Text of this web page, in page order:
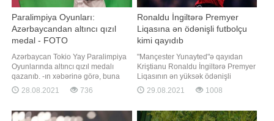
Paralimpiya Oyunları:
Azərbaycandan altıncı qızıl
medal - FOTO
Azərbaycan Tokio Yay Paralimpiya
Oyunlarında altıncı qızıl medalı
qazanıb. -ın xəbərinə görə, buna
kişi cüdoçumuz Hüseyn Rəhimli
(-81 kq) nail olub. O, finalda
(Özbəkistan) qarşılaşıb. Tərəflər
28.08.2021 736
Ronaldu İngiltərə Premyer
Liqasına ən ödənişli futbolçu
kimi qayıdıb
"Mançester Yunayted"ə qayıdan
Kriştianu Ronaldu İngiltərə Premyer
Liqasının ən yüksək ödənişli
futbolçusu olacaq. "Report"un "Daily
Mail"ə istinadən məlumatına görə,
avro əmək haqqı alacaq. Siyahıda
29.08.2021 1008